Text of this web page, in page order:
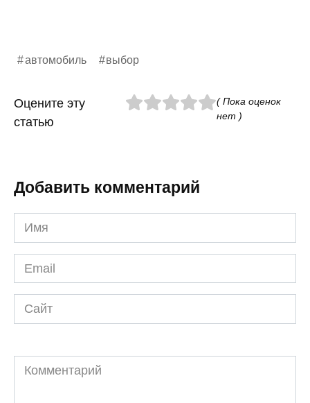
автомобиль выбор
Оцените эту
статью
( Пока оценок
нет )
Добавить комментарий
Имя
*
Email
*
Сайт
Комментарий